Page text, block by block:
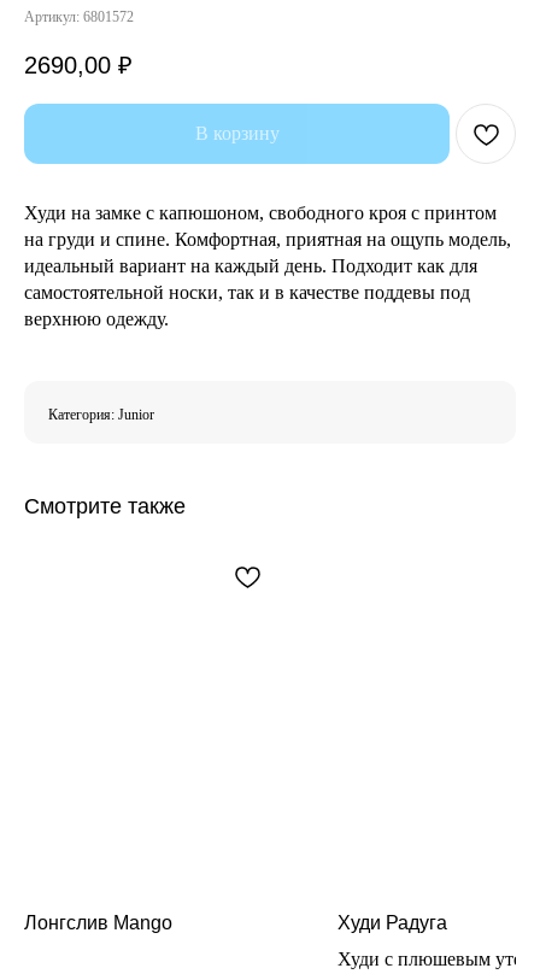
Артикул: 6801572
2690,00 ₽
В корзину
Худи на замке с капюшоном, свободного кроя с принтом
на груди и спине. Комфортная, приятная на ощупь модель,
идеальный вариант на каждый день. Подходит как для
самостоятельной носки, так и в качестве поддевы под
верхнюю одежду.
Категория: Junior
Смотрите также
Лонгслив Mango
Худи Радуга
Худи с плюшевым